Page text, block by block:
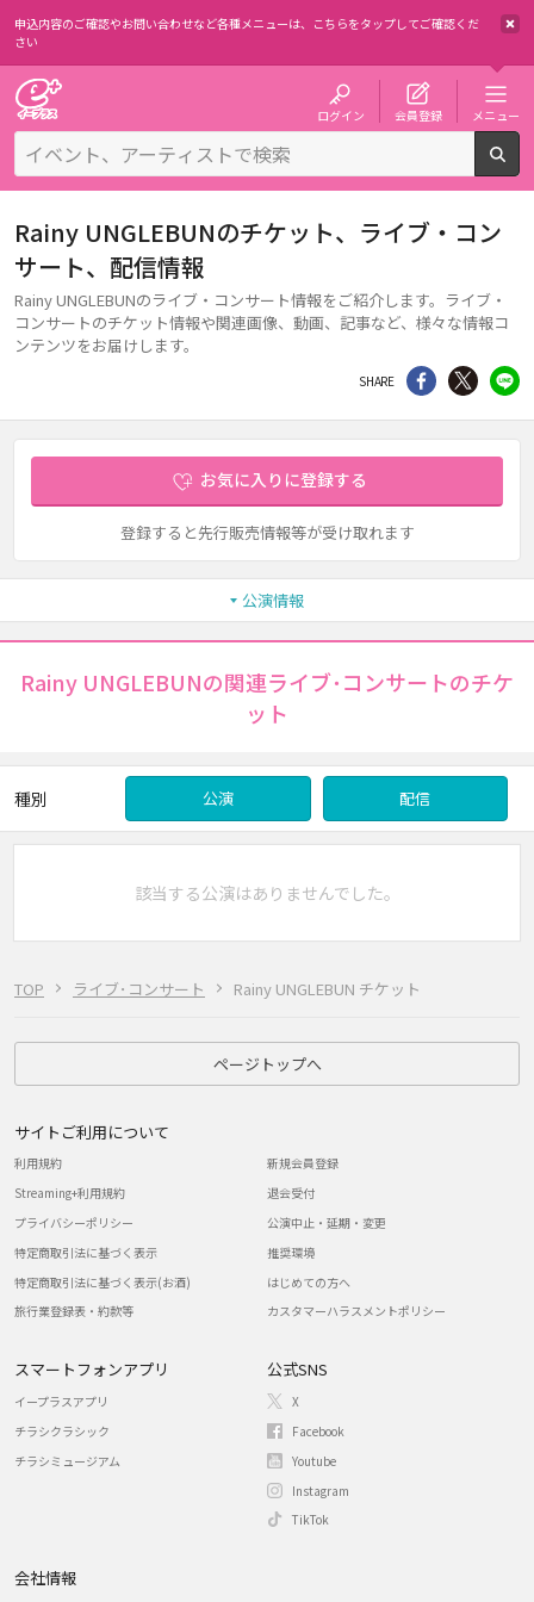
申込内容のご確認やお問い合わせなど各種メニューは、 こちらをタップしてご確認くだ
さい
ログイン 会員登録 メニュー
TOP ライブ･コンサート Rainy UNGLEBUN チケット
Rainy UNGLEBUNのチケット、ライブ・コン
サート、配信情報
Rainy UNGLEBUNのライブ・コンサート情報をご紹介します。ライブ・
コンサートのチケット情報や関連画像、動画、記事など、様々な情報コ
ンテンツをお届けします。
SHARE シェア Twitter
お気に入りに登録する
登録すると先行販売情報等が受け取れます
公演情報
Rainy UNGLEBUNの関連ライブ･コンサートのチケ
ット
種別 公演 配信
該当する公演はありませんでした。
ページトップへ
サイトご利用について
利用規約
Streaming+利用規約
プライバシーポリシー
特定商取引法に基づく表示
特定商取引法に基づく表示(お酒)
旅行業登録表・約款等
新規会員登録
退会受付
公演中止・延期・変更
推奨環境
はじめての方へ
カスタマーハラスメントポリシー
スマートフォンアプリ
イープラスアプリ
チラシクラシック
チラシミュージアム
公式SNS
X
Facebook
Youtube
Instagram
TikTok
会社情報